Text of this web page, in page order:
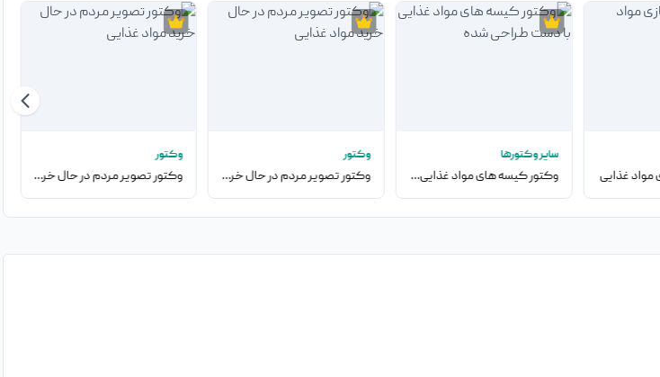
مواد غذایی
سایر وکتورها
وکتور کیسه های مواد غذایی با دست طراحی شده
وکتور
وکتور تصویر مردم در حال خرید مواد غذایی
وکتور
وکتور تصویر مردم در حال خرید مواد غذایی